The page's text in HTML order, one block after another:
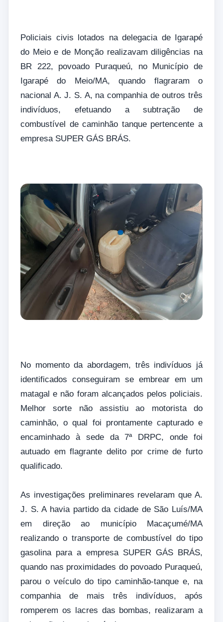
Policiais civis lotados na delegacia de Igarapé
do Meio e de Monção realizavam diligências na
BR 222, povoado Puraqueú, no Município de
Igarapé do Meio/MA, quando flagraram o
nacional A. J. S. A, na companhia de outros três
indivíduos, efetuando a subtração de
combustível de caminhão tanque pertencente a
empresa SUPER GÁS BRÁS.
No momento da abordagem, três indivíduos já
identificados conseguiram se embrear em um
matagal e não foram alcançados pelos policiais.
Melhor sorte não assistiu ao motorista do
caminhão, o qual foi prontamente capturado e
encaminhado à sede da 7ª DRPC, onde foi
autuado em flagrante delito por crime de furto
qualificado.
As investigações preliminares revelaram que A.
J. S. A havia partido da cidade de São Luís/MA
em direção ao município Macaçumé/MA
realizando o transporte de combustível do tipo
gasolina para a empresa SUPER GÁS BRÁS,
quando nas proximidades do povoado Puraqueú,
parou o veículo do tipo caminhão-tanque e, na
companhia de mais três indivíduos, após
romperem os lacres das bombas, realizaram a